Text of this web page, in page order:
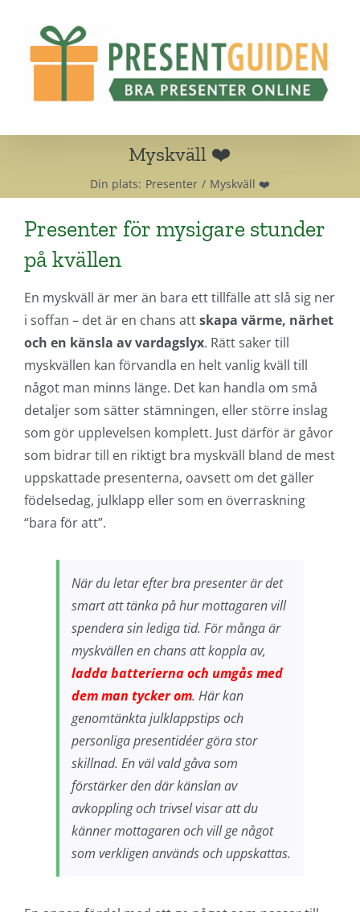
Myskväll ❤️
Din plats: Presenter Myskväll ❤️
Presenter för mysigare stunder
på kvällen
En myskväll är mer än bara ett tillfälle att slå sig ner
i soffan – det är en chans attskapa värme, närhet
och en känsla av vardagslyx. Rätt saker till
myskvällen kan förvandla en helt vanlig kväll till
något man minns länge. Det kan handla om små
detaljer som sätter stämningen, eller större inslag
som gör upplevelsen komplett. Just därför är gåvor
som bidrar till en riktigt bra myskväll bland de mest
uppskattade presenterna, oavsett om det gäller
födelsedag, julklapp eller som en överraskning
“bara för att”.
När du letar efter bra presenter är det
smart att tänka på hur mottagaren vill
spendera sin lediga tid. För många är
myskvällen en chans att koppla av,
ladda batterierna och umgås med
dem man tycker om. Här kan
genomtänkta julklappstips och
personliga presentidéer göra stor
skillnad. En väl vald gåva som
förstärker den där känslan av
avkoppling och trivsel visar att du
känner mottagaren och vill ge något
som verkligen används och uppskattas.